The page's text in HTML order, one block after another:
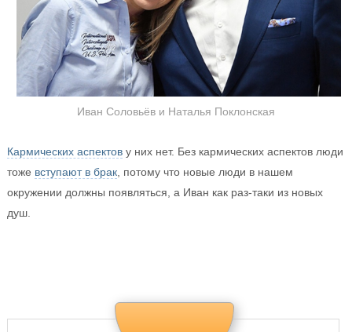
Иван Соловьёв и Наталья Поклонская
Кармических аспектову них нет. Без кармических аспектов люди
тоже вступают в брак, потому что новые люди в нашем
окружении должны появляться, а Иван как раз-таки из новых
душ.